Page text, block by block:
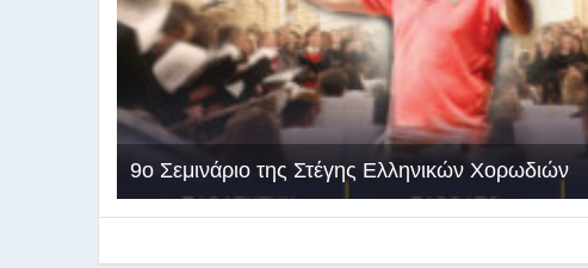
9ο Σεμινάριο της Στέγης Ελληνικών Χορωδιών